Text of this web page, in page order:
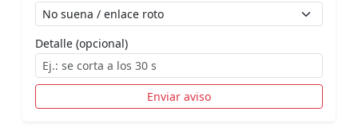
Detalle (opcional)
Enviar aviso